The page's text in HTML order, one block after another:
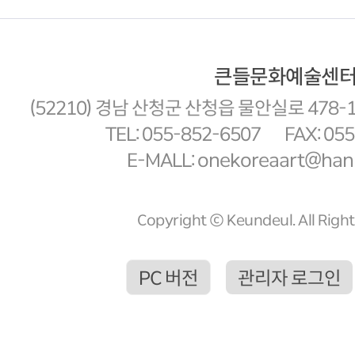
큰들문화예술센
(52210) 경남 산청군 산청읍 물안실로 478-
TEL: 055-852-6507
FAX:
E-MALL:
Copyright ⓒ Keundeul. All
PC 버전 관리자 로그인